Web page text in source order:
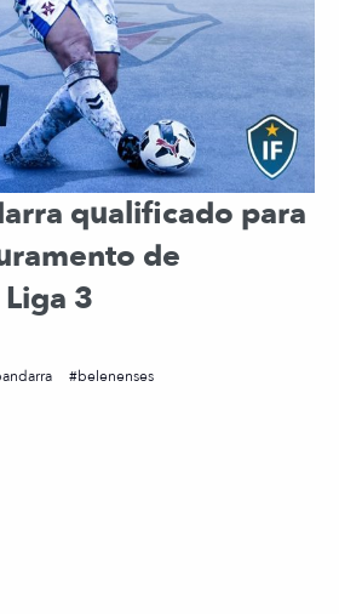
qualificado para
de
3
belenenses